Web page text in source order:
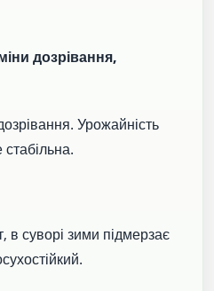
дозрівання,
Урожайність
в суворі зими підмерзає